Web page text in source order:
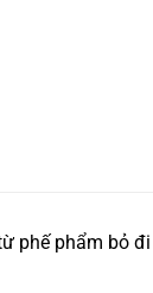
phế phẩm bỏ